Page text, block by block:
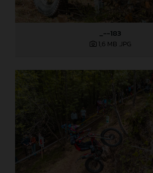
_--183
1,6 MB .JPG